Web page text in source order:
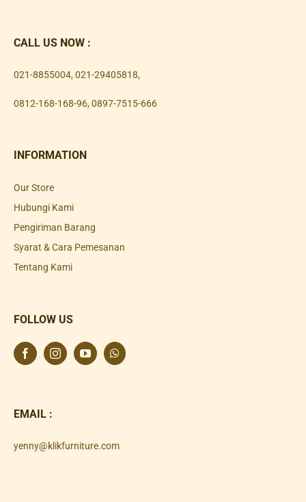
CALL US NOW :
021-8855004, 021-29405818,
0812-168-168-96, 0897-7515-666
INFORMATION
Our Store
Hubungi Kami
Pengiriman Barang
Syarat & Cara Pemesanan
Tentang Kami
FOLLOW US
EMAIL :
yenny@klikfurniture.com